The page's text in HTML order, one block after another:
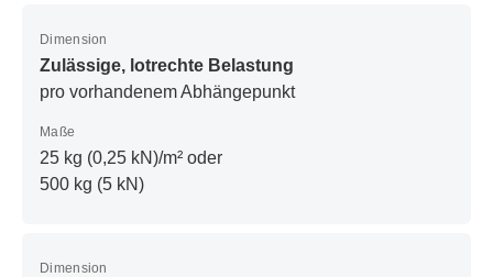
Dimension
Zulässige, lotrechte Belastung
pro vorhandenem Abhängepunkt
Maße
25 kg (0,25 kN)/m² oder
500 kg (5 kN)
Dimension